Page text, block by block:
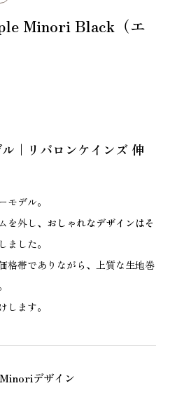
Minori Black（エ
｜リバロンケインズ 伸
モデル。
を外し、 おしゃれなデザインはそ
ました。
格帯でありながら、上質な生地巻
します。
デザイン